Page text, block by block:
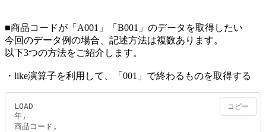
■商品コードが「A001」「B001」のデータを取得したい
今回のデータ例の場合、記述方法は複数あります。
以下3つの方法をご紹介します。
・like演算子を利用して、「001」で終わるものを取得する
LOAD
年,
商品コード,
コピー